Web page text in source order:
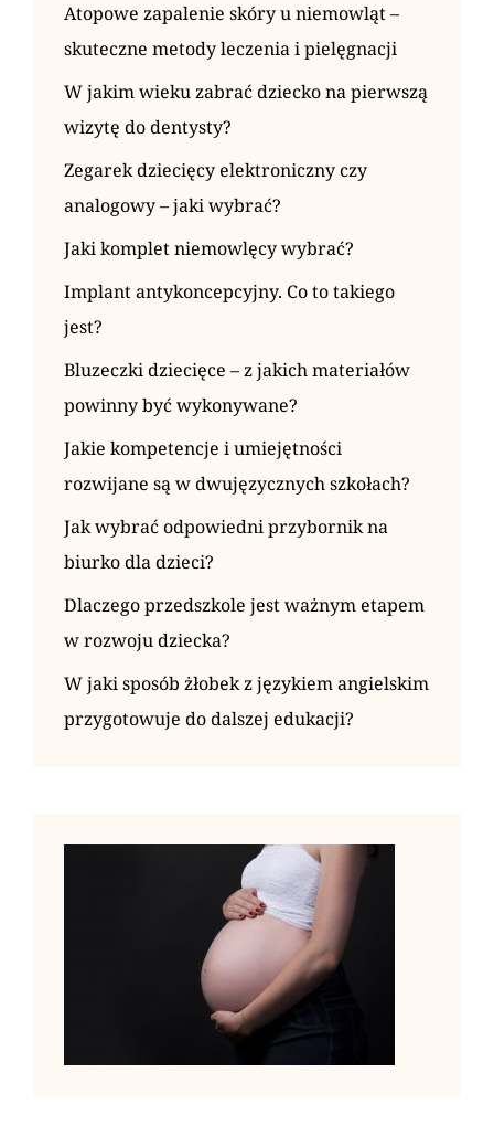
Atopowe zapalenie skóry u niemowląt –
skuteczne metody leczenia i pielęgnacji
W jakim wieku zabrać dziecko na pierwszą
wizytę do dentysty?
Zegarek dziecięcy elektroniczny czy
analogowy – jaki wybrać?
Jaki komplet niemowlęcy wybrać?
Implant antykoncepcyjny. Co to takiego
jest?
Bluzeczki dziecięce – z jakich materiałów
powinny być wykonywane?
Jakie kompetencje i umiejętności
rozwijane są w dwujęzycznych szkołach?
Jak wybrać odpowiedni przybornik na
biurko dla dzieci?
Dlaczego przedszkole jest ważnym etapem
w rozwoju dziecka?
W jaki sposób żłobek z językiem angielskim
przygotowuje do dalszej edukacji?